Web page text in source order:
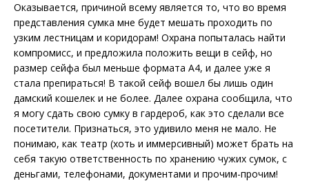
Оказывается, причиной всему является то, что во время
представления сумка мне будет мешать проходить по
узким лестницам и коридорам! Охрана попыталась найти
компромисс, и предложила положить вещи в сейф, но
размер сейфа был меньше формата А4, и далее уже я
стала препираться! В такой сейф вошел бы лишь один
дамский кошелек и не более. Далее охрана сообщила, что
я могу сдать свою сумку в гардероб, как это сделали все
посетители. Признаться, это удивило меня не мало. Не
понимаю, как театр (хоть и иммерсивный) может брать на
себя такую ответственность по хранению чужих сумок, с
деньгами, телефонами, документами и прочим-прочим!